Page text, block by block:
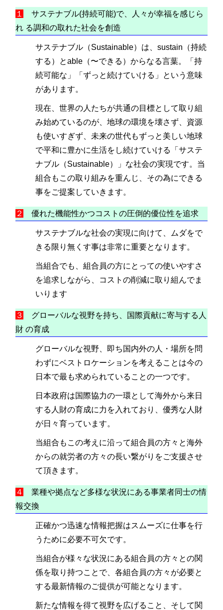
１
サステナブル(持続可能)で、人々が幸福を感じら
れ る調和の取れた社会を創造
サステナブル（Sustainable）は、sustain（持続
する）とable（〜できる）からなる言葉。「持
続可能な」「ずっと続けていける」という意味
があります。
現在、世界の人たちが共通の目標として取り組
み始めているのが、地球の環境を壊さず、資源
も使いすぎず、未来の世代もずっと美しい地球
で平和に豊かに生活をし続けていける「サステ
ナブル（Sustainable）」な社会の実現です。当
組合もこの取り組みを重んじ、その為にできる
事をご提案していきます。
２ 優れた機能性かつコストの圧倒的優位性を追求
サステナブルな社会の実現に向けて、ムダをで
きる限り無くす事は非常に重要となります。
当組合でも、組合員の方にとっての使いやすさ
を追求しながら、コストの削減に取り組んでま
いります
３
グローバルな視野を持ち、国際貢献に寄与する人
財 の育成
グローバルな視野、即ち国内外の人・場所を問
わずにベストロケーションを考えることは今の
日本で最も求められていることの一つです。
日本政府は国際協力の一環として海外から来日
する人財の育成に力を入れており、優秀な人財
が日々育っています。
当組合もこの考えに沿って組合員の方々と海外
からの就労者の方々の長い繋がりをご支援させ
て頂きます。
４
業種や拠点など多様な状況にある事業者同士の情
報交換
正確かつ迅速な情報把握はスムーズに仕事を行
うために必要不可欠です。
当組合が様々な状況にある組合員の方々との関
係を取り持つことで、各組合員の方々が必要と
する最新情報のご提供が可能となります。
新たな情報を得て視野を広げること、そして関